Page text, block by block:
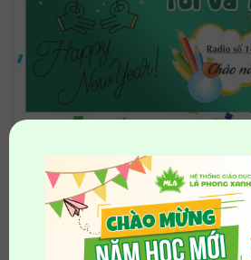
Thân gửi quý thầy cô và các bậc
14: Chào năm mới 2022 – số
2021 đầy biến động và thách
sản xuất chương trình xin được
thầy cô, các bậc phụ huynh và